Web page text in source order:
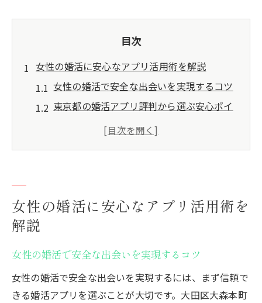
目次
女性の婚活に安心なアプリ活用術を解説
女性の婚活で安全な出会いを実現するコツ
東京都の婚活アプリ評判から選ぶ安心ポイ
な出会い方
女性の婚活に適した信頼できるアプリの特
徴
東京都婚活アプリの評判から見える信頼度
女性の婚活に安心なアプリ活用術を
解説
女性の婚活で安全な出会いを実現するコツ
女性の婚活で安全な出会いを実現するには、まず信頼で
きる婚活アプリを選ぶことが大切です。大田区大森本町